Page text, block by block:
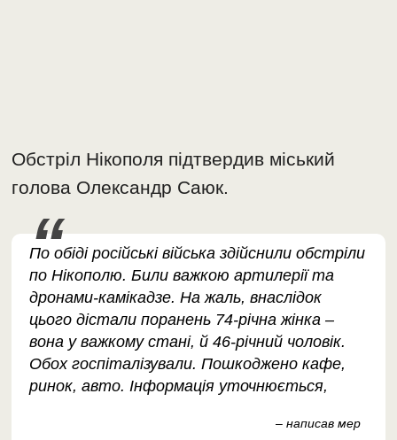
Обстріл Нікополя підтвердив міський
голова Олександр Саюк.
По обіді російські війська здійснили обстріли
по Нікополю. Били важкою артилерії та
дронами-камікадзе. На жаль, внаслідок
цього дістали поранень 74-річна жінка –
вона у важкому стані, й 46-річний чоловік.
Обох госпіталізували. Пошкоджено кафе,
ринок, авто. Інформація уточнюється,
– написав мер